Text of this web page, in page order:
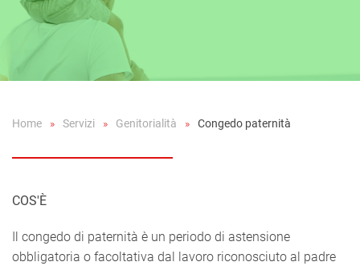
Home Servizi Genitorialità Congedo paternità
COS'È
Il congedo di paternità è un periodo di astensione
obbligatoria o facoltativa dal lavoro riconosciuto al padre